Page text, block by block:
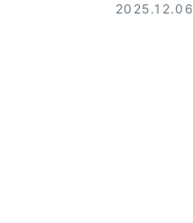
2025.12.06